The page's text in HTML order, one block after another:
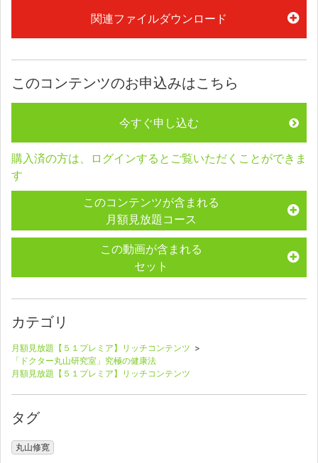
関連ファイルダウンロード
このコンテンツのお申込みはこちら
今すぐ申し込む
購入済の方は、ログインするとご覧いただくことができま
す
このコンテンツが含まれる
月額見放題コース
この動画が含まれる
セット
カテゴリ
月額見放題【５１プレミア】リッチコンテンツ >
「ドクター丸山研究室」究極の健康法
月額見放題【５１プレミア】リッチコンテンツ
タグ
丸山修寛